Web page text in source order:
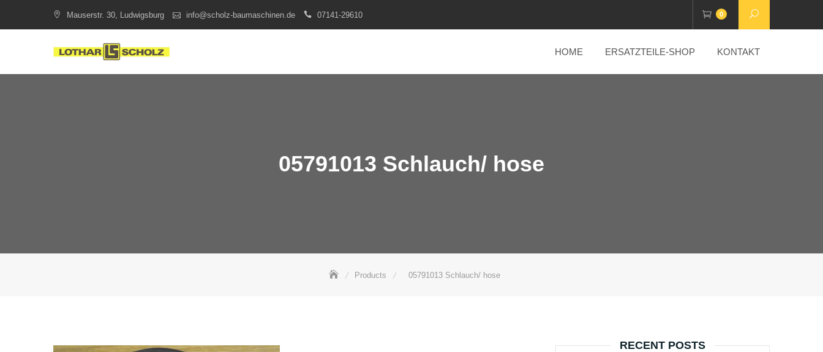
Mauserstr. 30, Ludwigsburg info@scholz-baumaschinen.de 07141-29610 0
HOME ERSATZTEILE-SHOP KONTAKT
05791013 Schlauch/ hose
Products 05791013 Schlauch/ hose
RECENT POSTS